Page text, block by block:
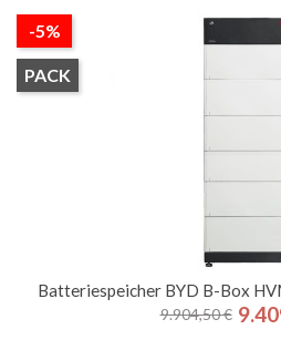
Batteriespeicher BYD B-Box
9.904,50 €
-5%
PACK